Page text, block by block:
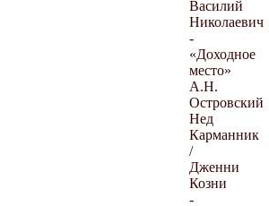
Василий
Николаевич
-
«Доходное
место»
А.Н.
Островский
Нед
Карманник
/
Дженни
Козни
-